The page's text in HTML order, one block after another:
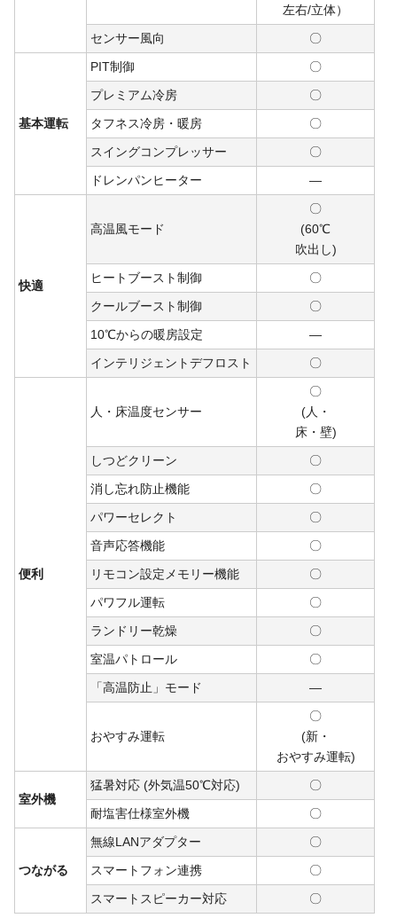
左右/立体）
センサー風向
〇
基本運転
PIT制御
〇
プレミアム冷房
〇
タフネス冷房・暖房
〇
スイングコンプレッサー
〇
ドレンパンヒーター
―
快適
高温風モード
〇
(60℃
吹出し)
ヒートブースト制御
〇
クールブースト制御
〇
10℃からの暖房設定
―
インテリジェントデフロスト
〇
便利
人・床温度センサー
〇
(人・
床・ 壁)
しつどクリーン
〇
消し忘れ防止機能
〇
パワーセレクト
〇
音声応答機能
〇
リモコン設定メモリー機能
〇
パワフル運転
〇
ランドリー乾燥
〇
室温パトロール
〇
「高温防止」モード
―
おやすみ運転
〇
(新・
おやすみ運転)
室外機
猛暑対応 (外気温50℃対応)
〇
耐塩害仕様室外機
〇
つながる
無線LANアダプター
〇
スマートフォン連携
〇
スマートスピーカー対応
〇